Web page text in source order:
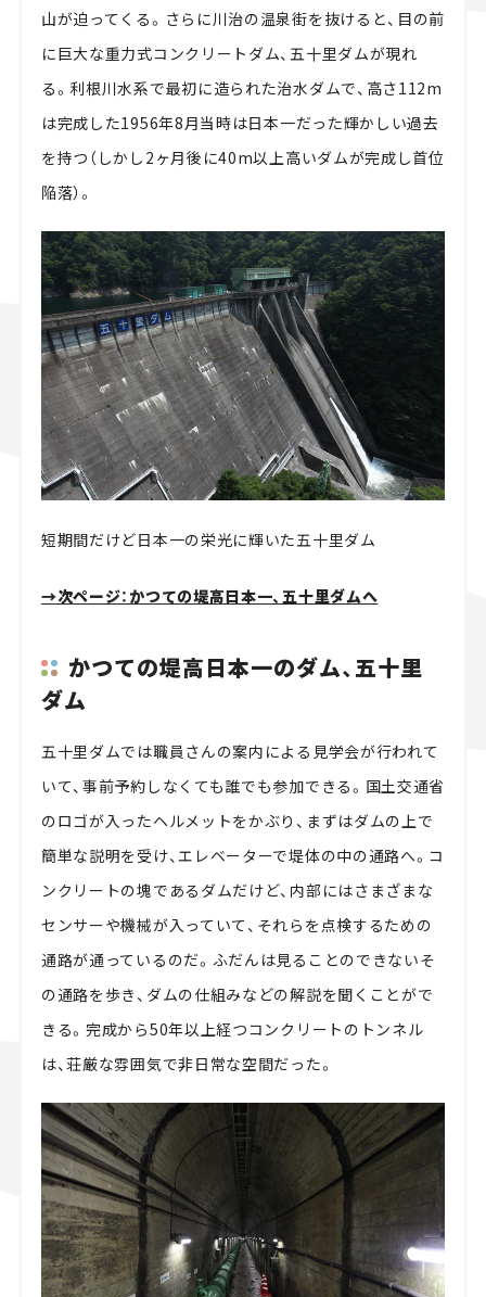
山が迫ってくる。さらに川治の温泉街を抜けると、目の前
に巨大な重力式コンクリートダム、五十里ダムが現れ
る。利根川水系で最初に造られた治水ダムで、高さ112m
は完成した1956年8月当時は日本一だった輝かしい過去
を持つ（しかし2ヶ月後に40m以上高いダムが完成し首位
陥落）。
短期間だけど日本一の栄光に輝いた五十里ダム
→次ページ：かつての堤高日本一、五十里ダムへ
かつての堤高日本一のダム、五十里
ダム
五十里ダムでは職員さんの案内による見学会が行われて
いて、事前予約しなくても誰でも参加できる。国土交通省
のロゴが入ったヘルメットをかぶり、まずはダムの上で
簡単な説明を受け、エレベーターで堤体の中の通路へ。コ
ンクリートの塊であるダムだけど、内部にはさまざまな
センサーや機械が入っていて、それらを点検するための
通路が通っているのだ。ふだんは見ることのできないそ
の通路を歩き、ダムの仕組みなどの解説を聞くことがで
きる。完成から50年以上経つコンクリートのトンネル
は、荘厳な雰囲気で非日常な空間だった。